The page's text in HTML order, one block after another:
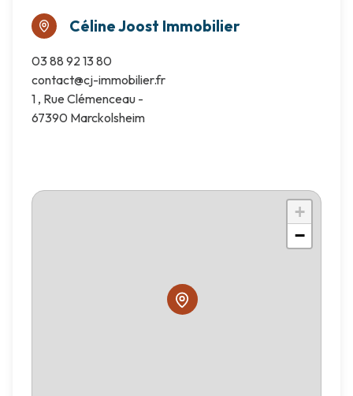
Céline Joost Immobilier
03 88 92 13 80
contact@cj-immobilier.fr
1 , Rue Clémenceau -
67390 Marckolsheim
+
−